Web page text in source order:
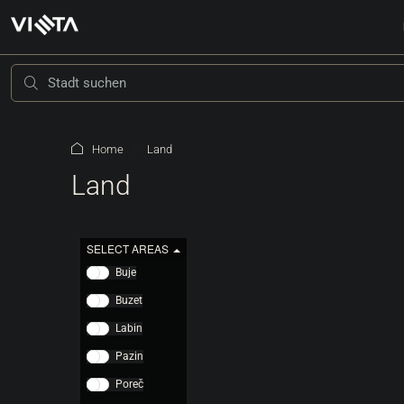
Home Land
Land
SELECT AREAS
Buje
Buzet
Labin
Pazin
Poreč